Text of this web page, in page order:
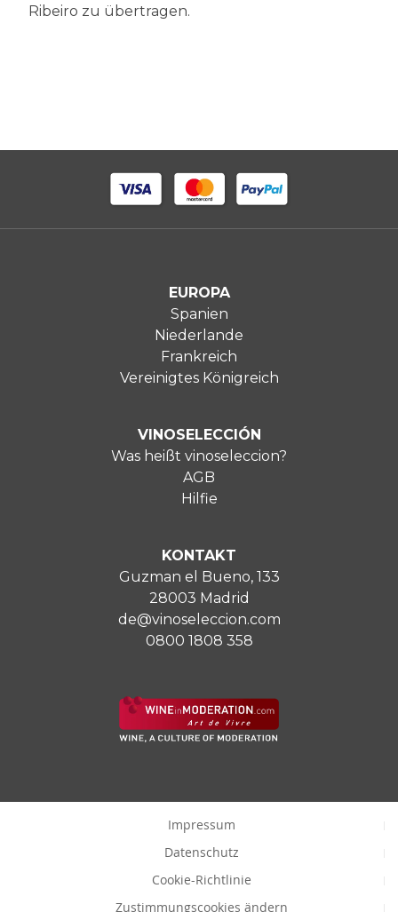
Ribeiro zu übertragen.
EUROPA
Spanien
Niederlande
Frankreich
Vereinigtes Königreich
VINOSELECCIÓN
Was heißt vinoseleccion?
AGB
Hilfie
KONTAKT
Guzman el Bueno, 133
28003 Madrid
de@vinoseleccion.com
0800 1808 358
Impressum
Datenschutz
Cookie-Richtlinie
Zustimmungscookies ändern